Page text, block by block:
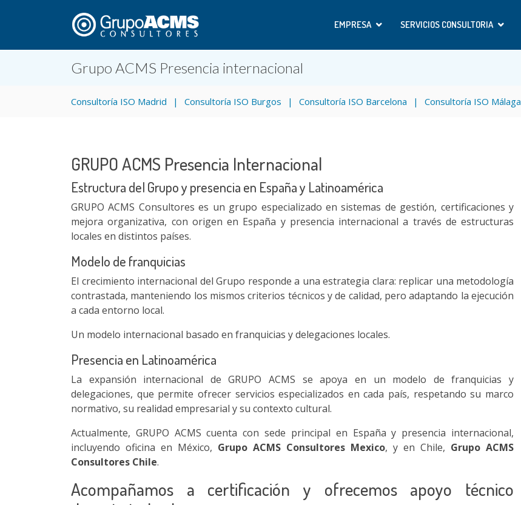
EMPRESA SERVICIOS CONSULTORIA
Grupo ACMS Presencia internacional
Consultoría ISO Madrid Consultoría ISO Burgos Consultoría ISO Barcelona Consultoría ISO Málaga
GRUPO ACMS Presencia Internacional
Estructura del Grupo y presencia en España y Latinoamérica
GRUPO ACMS Consultores es un grupo especializado en sistemas de gestión, certificaciones y
mejora organizativa, con origen en España y presencia internacional a través de estructuras
locales en distintos países.
Modelo de franquicias
El crecimiento internacional del Grupo responde a una estrategia clara: replicar una metodología
contrastada, manteniendo los mismos criterios técnicos y de calidad, pero adaptando la ejecución
a cada entorno local.
Un modelo internacional basado en franquicias y delegaciones locales.
Presencia en Latinoamérica
La expansión internacional de GRUPO ACMS se apoya en un modelo de franquicias y
delegaciones, que permite ofrecer servicios especializados en cada país, respetando su marco
normativo, su realidad empresarial y su contexto cultural.
Actualmente, GRUPO ACMS cuenta con sede principal en España y presencia internacional,
incluyendo oficina en México, Grupo ACMS Consultores Mexico, y en Chile, Grupo ACMS
Consultores Chile.
Acompañamos a certificación y ofrecemos apoyo técnico